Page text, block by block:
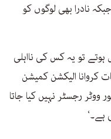
نادرا بھی لوگوں کو
ہوتے تو یہ کس کی نااہلی
کروانا الیکشن کمیشن
ووٹر رجسٹر نہیں کیا جاتا
ہے۔‘